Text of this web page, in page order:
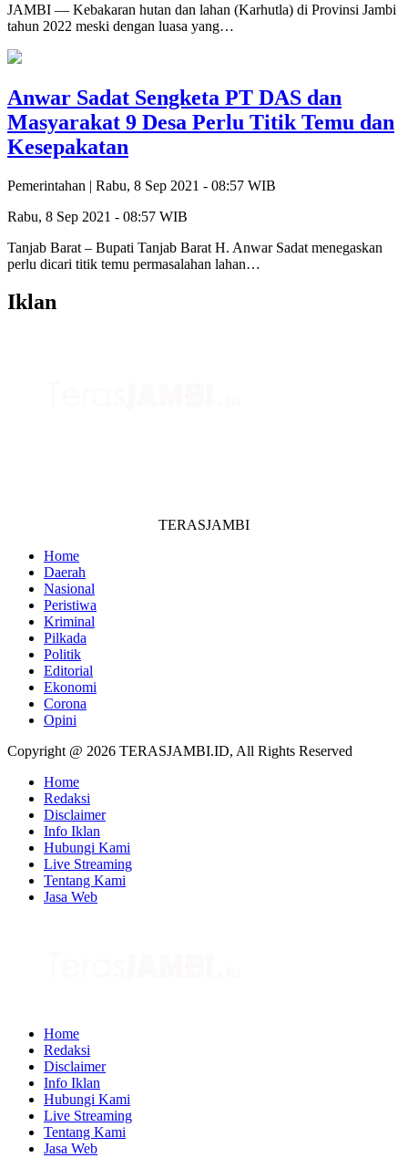
JAMBI — Kebakaran hutan dan lahan (Karhutla) di Provinsi Jambi
tahun 2022 meski dengan luasa yang…
Anwar Sadat Sengketa PT DAS dan
Masyarakat 9 Desa Perlu Titik Temu dan
Kesepakatan
Pemerintahan | Rabu, 8 Sep 2021 - 08:57 WIB
Rabu, 8 Sep 2021 - 08:57 WIB
Tanjab Barat – Bupati Tanjab Barat H. Anwar Sadat menegaskan
perlu dicari titik temu permasalahan lahan…
Iklan
TERASJAMBI
Home
Daerah
Nasional
Peristiwa
Kriminal
Pilkada
Politik
Editorial
Ekonomi
Corona
Opini
Copyright @ 2026 TERASJAMBI.ID, All Rights Reserved
Home
Redaksi
Disclaimer
Info Iklan
Hubungi Kami
Live Streaming
Tentang Kami
Jasa Web
Home
Redaksi
Disclaimer
Info Iklan
Hubungi Kami
Live Streaming
Tentang Kami
Jasa Web